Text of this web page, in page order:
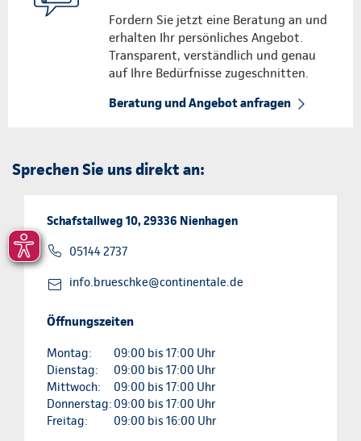
Fordern Sie jetzt eine Beratung an und
erhalten Ihr persönliches Angebot.
Transparent, verständlich und genau
auf Ihre Bedürfnisse zugeschnitten.
Beratung und Angebot anfragen
Sprechen Sie uns direkt an:
Schafstallweg 10, 29336 Nienhagen
05144 2737
info.brueschke@continentale.de
Öffnungszeiten
Montag:
09:00 bis 17:00 Uhr
Dienstag:
09:00 bis 17:00 Uhr
Mittwoch:
09:00 bis 17:00 Uhr
Donnerstag: 09:00 bis 17:00 Uhr
Freitag:
09:00 bis 16:00 Uhr